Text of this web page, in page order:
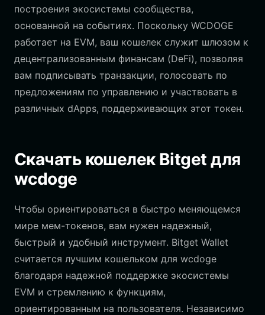
построения экосистемы сообщества,
основанной на событиях. Поскольку WCDOGE
работает на EVM, ваш кошелек служит шлюзом к
децентрализованным финансам (DeFi), позволяя
вам подписывать транзакции, голосовать по
предложениям по управлению и участвовать в
различных dApps, поддерживающих этот токен.
Скачать кошелек Bitget для
wcdoge
Чтобы ориентироваться в быстро меняющемся
мире мем-токенов, вам нужен надежный,
быстрый и удобный инструмент. Bitget Wallet
считается лучшим кошельком для wcdoge
благодаря надежной поддержке экосистемы
EVM и стремлению к функциям,
ориентированным на пользователя. Независимо